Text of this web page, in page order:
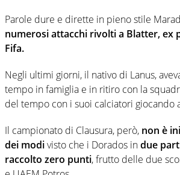
Parole dure e dirette in pieno stile
numerosi attacchi rivolti a Blatter, ex
Fifa.
Negli ultimi giorni, il nativo di Lanus,
tempo in famiglia e in ritiro con la
del tempo con i suoi calciatori giocando
Il campionato di Clausura, però, non è
dei modivisto che i Dorados indue
raccolto zero punti, frutto delle due